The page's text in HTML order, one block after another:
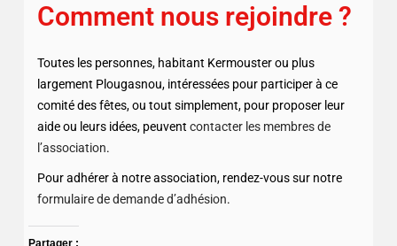
Comment nous rejoindre ?
Toutes les personnes, habitant Kermouster ou plus
largement Plougasnou, intéressées pour participer à ce
comité des fêtes, ou tout simplement, pour proposer leur
aide ou leurs idées, peuventcontacter les membres de
l’association.
Pour adhérer à notre association, rendez-vous sur notre
formulaire de demande d’adhésion.